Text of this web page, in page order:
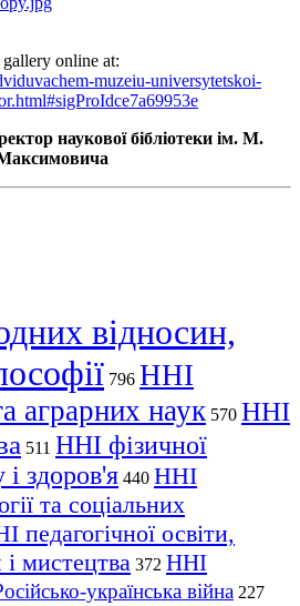
online at:
muzeiu-universytetskoi-
наукової бібліотеки ім. М.
відносин,
796 ННІ
аграрних наук 570 ННІ
511 ННІ фізичної
і здоров'я 440 ННІ
та соціальних
педагогічної освіти,
і мистецтва 372 ННІ
українська війна 227